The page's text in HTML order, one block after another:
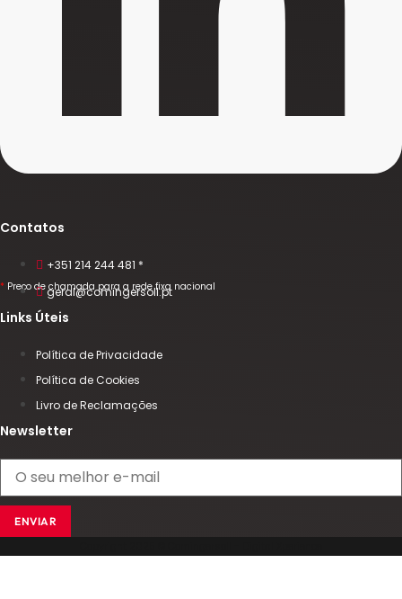
Contatos
+351 214 244 481 *
* Preço de chamada para a rede fixa nacional
geral@comingersoll.pt
Links Úteis
Política de Privacidade
Política de Cookies
Livro de Reclamações
Newsletter
ENVIAR